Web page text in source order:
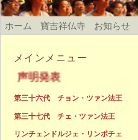
ホーム 寶吉祥仏寺 お知らせ
メインメニュー
第三十六代 チョン・ツァン法王
第三十七代 チェ・ツァン法王
リンチェンドルジェ・リンポチェ